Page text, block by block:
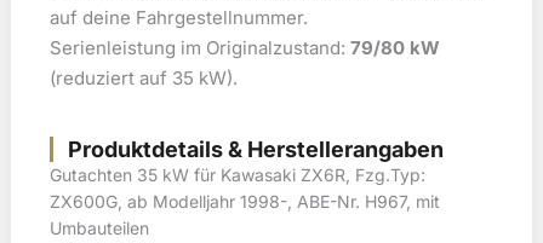
auf deine Fahrgestellnummer.
Serienleistung im Originalzustand: 79/80 kW
(reduziert auf 35 kW).
Produktdetails & Herstellerangaben
Gutachten 35 kW für Kawasaki ZX6R, Fzg.Typ:
ZX600G, ab Modelljahr 1998-, ABE-Nr. H967, mit
Umbauteilen